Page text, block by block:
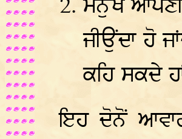
ਮਨੁੱਖ ਆਪਣੀ
ਜੀਉਂਦਾ ਹੋ
ਕਹਿ ਸਕਦੇ
ਇਹ ਦੋਨੋਂ